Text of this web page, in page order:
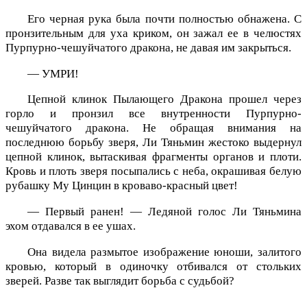
Его черная рука была почти полностью обнажена. С
пронзительным для уха криком, он зажал ее в челюстях
Пурпурно-чешуйчатого дракона, не давая им закрыться.
— УМРИ!
Цепной клинок Пылающего Дракона прошел через
горло и пронзил все внутренности Пурпурно-
чешуйчатого дракона. Не обращая внимания на
последнюю борьбу зверя, Ли Тяньмин жестоко выдернул
цепной клинок, вытаскивая фрагменты органов и плоти.
Кровь и плоть зверя посыпались с неба, окрашивая белую
рубашку Му Цинцин в кроваво-красный цвет!
— Первый ранен! — Ледяной голос Ли Тяньмина
эхом отдавался в ее ушах.
Она видела размытое изображение юноши, залитого
кровью, который в одиночку отбивался от стольких
зверей. Разве так выглядит борьба с судьбой?